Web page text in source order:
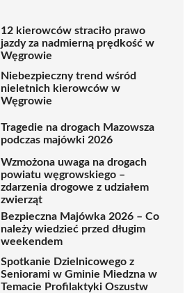
12 kierowców straciło prawo
jazdy za nadmierną prędkość w
Węgrowie
Niebezpieczny trend wśród
nieletnich kierowców w
Węgrowie
Tragedie na drogach Mazowsza
podczas majówki 2026
Wzmożona uwaga na drogach
powiatu węgrowskiego –
zdarzenia drogowe z udziałem
zwierząt
Bezpieczna Majówka 2026 – Co
należy wiedzieć przed długim
weekendem
Spotkanie Dzielnicowego z
Seniorami w Gminie Miedzna w
Temacie Profilaktyki Oszustw